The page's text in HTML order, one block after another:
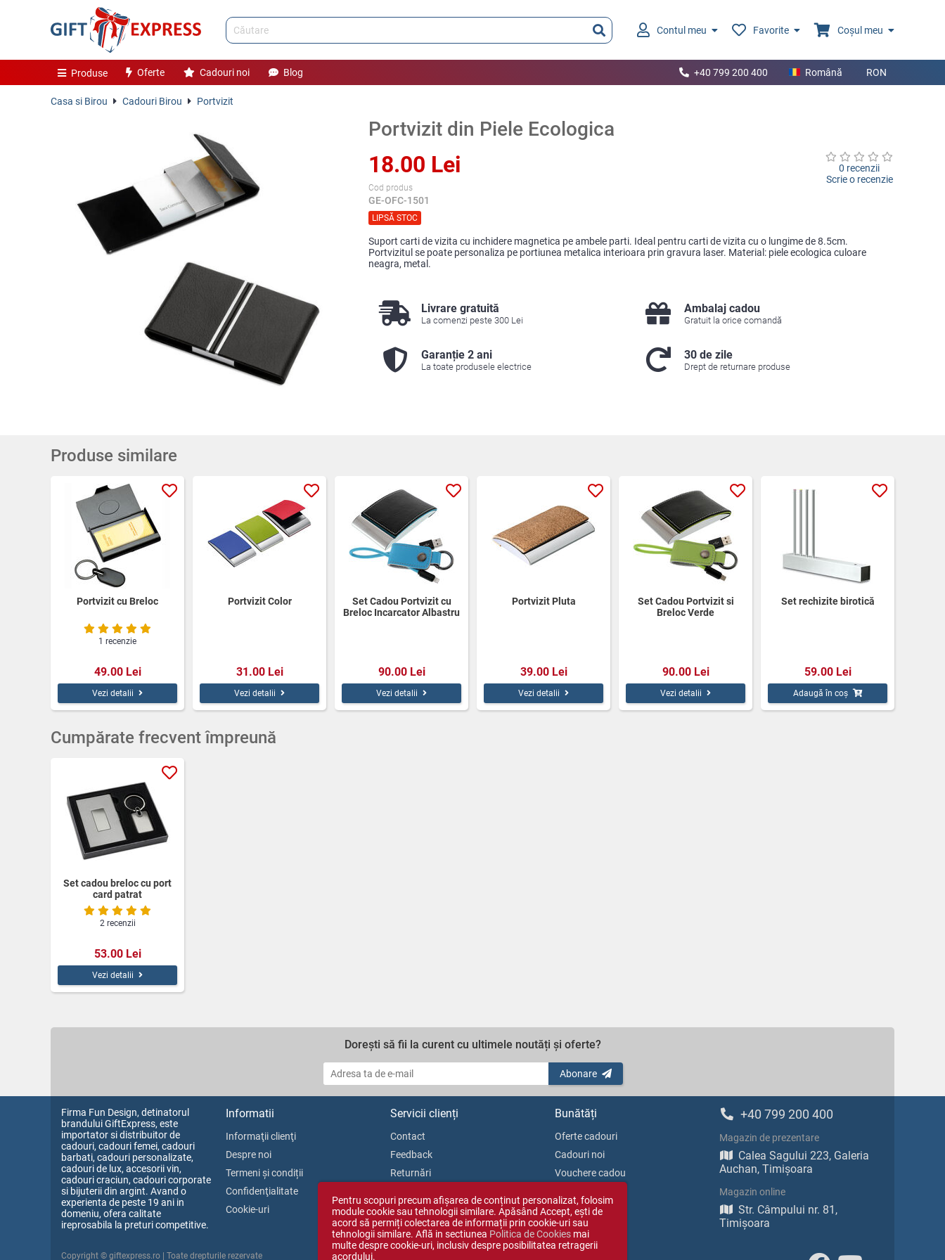
Contul meu Favorite Coșul meu
Produse Oferte Cadouri noi Blog +40 799 200 400 Română RON
Casa si Birou Cadouri Birou Portvizit
Portvizit din Piele Ecologica
18.00 Lei
Cod produs
GE-OFC-1501
LIPSĂ STOC
0 recenzii
Scrie o recenzie
Suport carti de vizita cu inchidere magnetica pe ambele parti. Ideal pentru carti de vizita cu o lungime de 8.5cm.
Portvizitul se poate personaliza pe portiunea metalica interioara prin gravura laser. Material: piele ecologica culoare
neagra, metal.
Livrare gratuită
La comenzi peste 300 Lei
Ambalaj cadou
Gratuit la orice comandă
Garanție 2 ani
La toate produsele electrice
30 de zile
Drept de returnare produse
Produse similare
Portvizit cu Breloc
1 recenzie
49.00 Lei
Vezi detalii
Portvizit Color
31.00 Lei
Vezi detalii
Set Cadou Portvizit cu
Breloc Incarcator Albastru
90.00 Lei
Vezi detalii
Portvizit Pluta
39.00 Lei
Vezi detalii
Set Cadou Portvizit si
Breloc Verde
90.00 Lei
Vezi detalii
Set rechizite birotică
59.00 Lei
Adaugă în coș
Cumpărate frecvent împreună
Set cadou breloc cu port
card patrat
2 recenzii
53.00 Lei
Vezi detalii
Dorești să fii la curent cu ultimele noutăți și oferte?
Abonare
Firma Fun Design, detinatorul
brandului GiftExpress, este
importator si distribuitor de
cadouri, cadouri femei, cadouri
barbati, cadouri personalizate,
cadouri de lux, accesorii vin,
cadouri craciun, cadouri corporate
si bijuterii din argint. Avand o
experienta de peste 19 ani in
domeniu, ofera calitate
ireprosabila la preturi competitive.
Informatii
Informaţii clienţi
Despre noi
Termeni și condiții
Confidenţialitate
Cookie-uri
Servicii clienți
Contact
Feedback
Returnări
ANPC
Bunătăți
Oferte cadouri
Cadouri noi
Vouchere cadou
+40 799 200 400
Magazin de prezentare
Calea Sagului 223, Galeria
Auchan, Timișoara
Magazin online
Str. Câmpului nr. 81,
Timișoara
Copyright © giftexpress.ro | Toate drepturile rezervate
Pentru scopuri precum afișarea de conținut personalizat, folosim
module cookie sau tehnologii similare. Apăsând Accept, ești de
acord să permiți colectarea de informații prin cookie-uri sau
tehnologii similare. Află in sectiunea Politica de Cookies mai
multe despre cookie-uri, inclusiv despre posibilitatea retragerii
acordului.